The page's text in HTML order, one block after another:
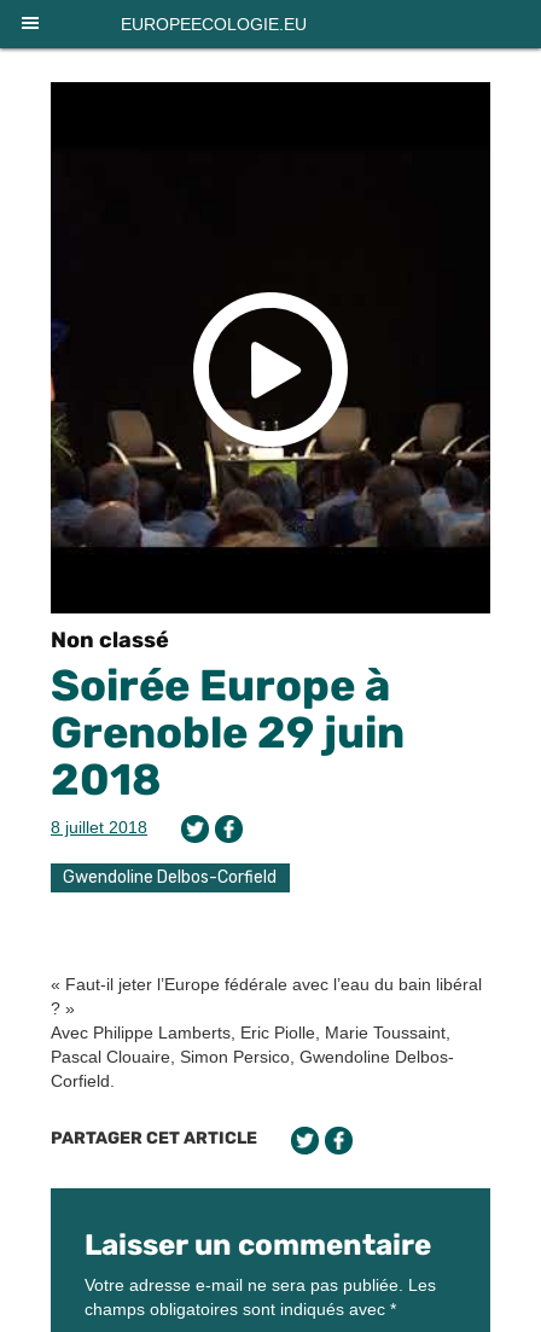
EUROPEECOLOGIE.EU
Non classé
Soirée Europe à
Grenoble 29 juin
2018
8 juillet 2018
Gwendoline Delbos-Corfield
« Faut-il jeter l’Europe fédérale avec l’eau du bain libéral
? »
Avec Philippe Lamberts, Eric Piolle, Marie Toussaint,
Pascal Clouaire, Simon Persico, Gwendoline Delbos-
Corfield.
PARTAGER CET ARTICLE
Laisser un commentaire
Votre adresse e-mail ne sera pas publiée. Les
champs obligatoires sont indiqués avec *